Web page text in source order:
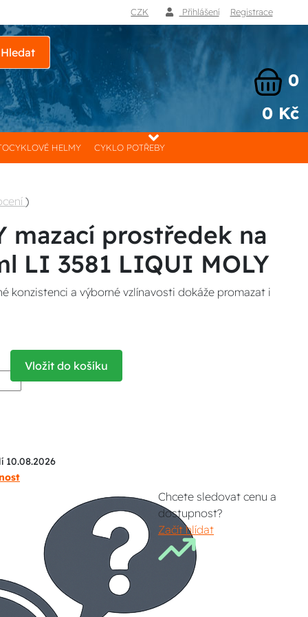
CZK Přihlášení Registrace
Hledat
0
0 Kč
HELMY CYKLO POTŘEBY
)
mazací prostředek na
LI 3581 LIQUI MOLY
konzistenci a výborné vzlínavosti dokáže promazat i
Vložit do košíku
10.08.2026
Chcete sledovat cenu a
dostupnost?
Začít hlídat